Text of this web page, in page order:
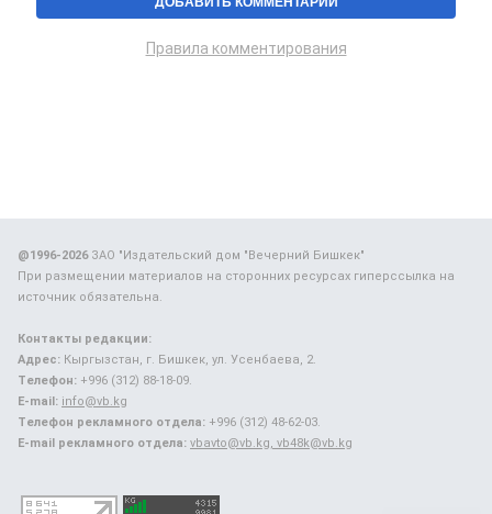
Правила комментирования
@1996-2026ЗАО "Издательский дом "Вечерний Бишкек"
При размещении материалов на сторонних ресурсах гиперссылка на
источник обязательна.
Контакты редакции:
Адрес: Кыргызстан, г. Бишкек, ул. Усенбаева, 2.
Телефон: +996 (312) 88-18-09.
E-mail: info@vb.kg
Телефон рекламного отдела: +996 (312) 48-62-03.
E-mail рекламного отдела: vbavto@vb.kg, vb48k@vb.kg